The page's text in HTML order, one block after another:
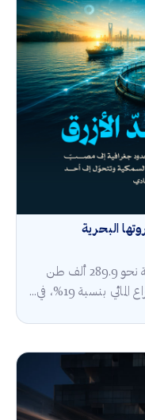
البحرية
سجل إنتاج الثروة السمكية في السعودية نحو 289.9 ألف طن